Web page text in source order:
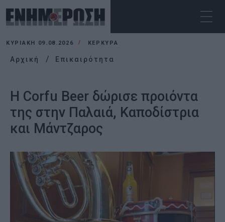
ΚΥΡΙΑΚΉ 09.08.2026 ΚΕΡΚΥΡΑ
Αρχική Επικαιρότητα
Η Corfu Beer δώρισε προιόντα
της στην Παλαιά, Καποδίστρια
και Μάντζαρος